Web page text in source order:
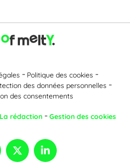
Politique des cookies
des données personnelles
des consentements
La rédaction Gestion des cookies